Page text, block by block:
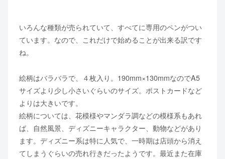
いろんな種類が売られていて、すべてに専用のペンがつい
ています。なので、これだけで始めることが出来る訳です
ね。
絵柄はバラバラで、４枚入り。190mm×130mmなのでA5
サイズより少し小さいぐらいのサイズ。ポストカードなど
よりは大きいです。
絵柄については、花模様やマンダラ調などの模様系もあれ
ば、自然風景、ディズニーキャラクター、動物などがあり
ます。ディズニー系は特に人気で、一時期は店頭から消え
てしまうぐらいの売れ行きだったようです。最近また在庫